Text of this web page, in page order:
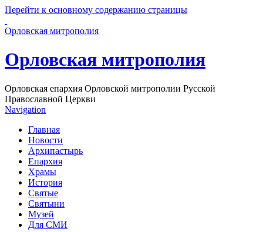
Перейти к основному содержанию страницы
Орловская митрополия
Орловская митрополия
Орловская епархия Орловской митрополии Русской
Православной Церкви
Navigation
Главная
Новости
Архипастырь
Епархия
Храмы
История
Святые
Святыни
Музей
Для СМИ